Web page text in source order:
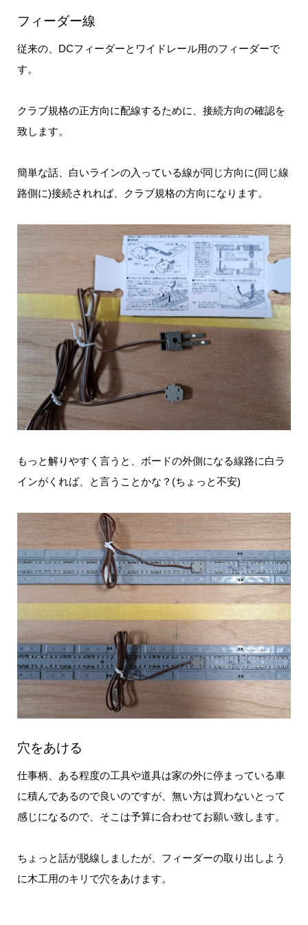
フィーダー線
従来の、DCフィーダーとワイドレール用のフィーダーで
す。
クラブ規格の正方向に配線するために、接続方向の確認を
致します。
簡単な話、白いラインの入っている線が同じ方向に(同じ線
路側に)接続されれば、クラブ規格の方向になります。
もっと解りやすく言うと、ボードの外側になる線路に白ラ
インがくれば、と言うことかな？(ちょっと不安)
穴をあける
仕事柄、ある程度の工具や道具は家の外に停まっている車
に積んであるので良いのですが、無い方は買わないとって
感じになるので、そこは予算に合わせてお願い致します。
ちょっと話が脱線しましたが、フィーダーの取り出しよう
に木工用のキリで穴をあけます。